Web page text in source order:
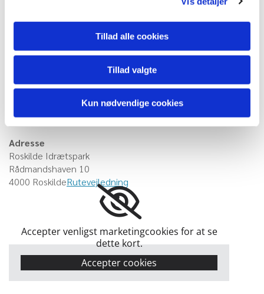
Tillad alle cookies
Tillad valgte
Kun nødvendige cookies
RB-VENNER - Salg af juletræer
Adresse
Roskilde Idrætspark
Rådmandshaven 10
4000 RoskildeRutevejledning
Accepter venligst marketingcookies for at se
dette kort.
Accepter cookies